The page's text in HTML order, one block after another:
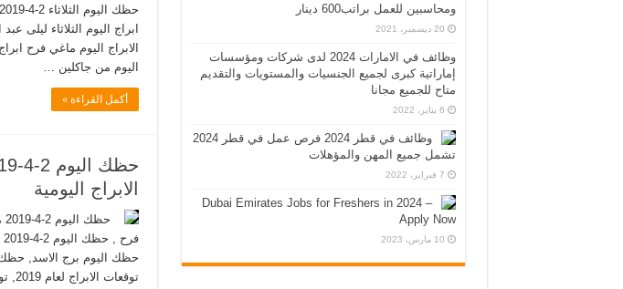
اليوم من جاكلين …
أكمل القراءة »
الابراج اليومية
توقعات الابراج لعام 2019, توقعات الابراج 2019 …
ومحاسبين للعمل براتب600 دينار
20 ديسمبر، 2021
وظائف في الامارات 2024 لدى شركات ومؤسسات
إماراتية كبرى لجميع الجنسيات والمستويات والتقديم
متاح للجميع مجانا
6 يناير، 2022
وظائف في قطر 2024 فرص عمل في قطر 2024
تشمل جميع المهن والمؤهلات
7 فبراير، 2022
Dubai Emirates Jobs for Freshers in 2024 –
Apply Now
10 مارس، 2023